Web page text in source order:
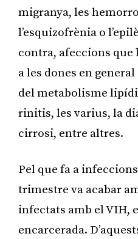
migranya, les
l’esquizofrènia o
contra, afeccions que
a les dones en
del metabolisme
rinitis, les varius, la
cirrosi, entre altres.
Pel que fa a
trimestre va acabar
infectats amb el VIH,
encarcerada.